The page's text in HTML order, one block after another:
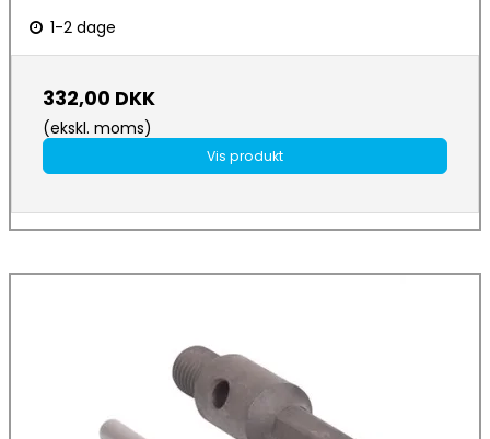
1-2 dage
332,00 DKK
(ekskl. moms)
Vis produkt